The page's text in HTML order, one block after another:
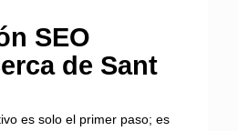
SEO
de Sant
es solo el primer paso; es